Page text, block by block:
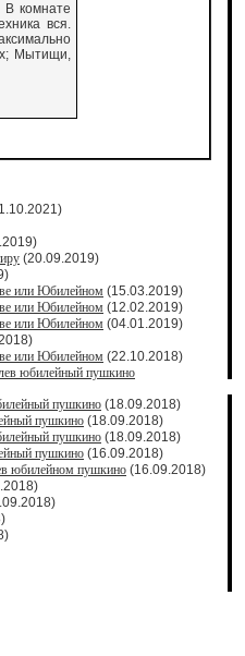
В комнате
вся.
Мытищи,
(20.09.2019)
или Юбилейном (15.03.2019)
или Юбилейном (12.02.2019)
или Юбилейном (04.01.2019)
или Юбилейном (22.10.2018)
юбилейный пушкино
пушкино (18.09.2018)
пушкино (18.09.2018)
пушкино (18.09.2018)
пушкино (16.09.2018)
юбилейном пушкино (16.09.2018)